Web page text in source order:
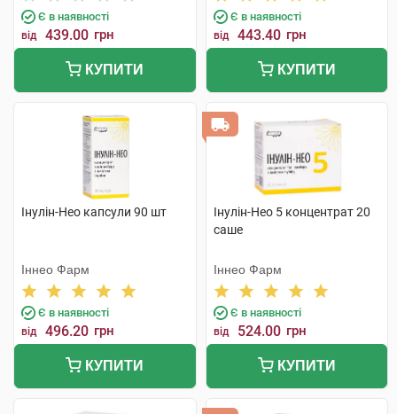
Є в наявності
від 439.00 грн
КУПИТИ
Є в наявності
від 443.40 грн
КУПИТИ
Інулін-Нео капсули 90 шт
Іннео Фарм
Є в наявності
від 496.20 грн
КУПИТИ
Інулін-Нео 5 концентрат 20
саше
Іннео Фарм
Є в наявності
від 524.00 грн
КУПИТИ